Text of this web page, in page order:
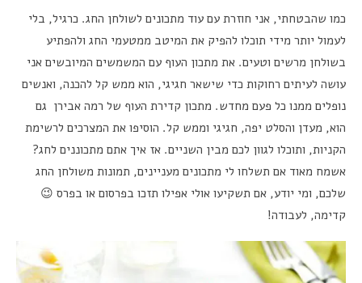
כמו שהבטחתי, אני חוזרת עם עוד מתכונים לשולחן החג. כרגיל, בלי
לעמול יותר מידי תוכלו להפיק את המיטב ממטעמי החג ולהפתיע
בשולחן מרשים וטעים. את מתכון העוף עם המשמשים המיובשים אני
עושה לעיתים רחוקות כדי שישאר חגיגי, הוא ממש קל להכנה, ואנשים
נופלים ממנו כל פעם מחדש. מתכון קדירת העוף של רמה אבירן גם
הוא, מעדן והסלט יפה, חגיגי וממש קל. הוסיפו את המצרכים לרשימת
הקניות, ותוכלו לגוון לכם מבין השניים. אז איך אתם מתכוננים לחג?
אשמח מאוד אם תשלחו לי מתכונים מעניינים, תמונות משולחן החג
שלכם, ומי יודע, אם תשקיעו אולי אפילו תזכו בפרסום או בפרס 😉
קדימה, לעבודה!